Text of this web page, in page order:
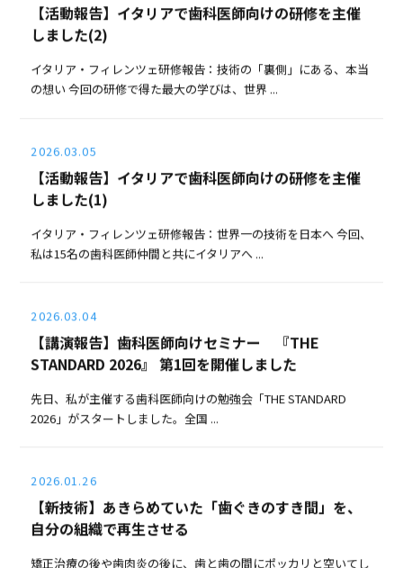
【活動報告】イタリアで歯科医師向けの研修を主催
しました(2)
イタリア・フィレンツェ研修報告：技術の「裏側」にある、本当
の想い 今回の研修で得た最大の学びは、世界 ...
2026.03.05
【活動報告】イタリアで歯科医師向けの研修を主催
しました(1)
イタリア・フィレンツェ研修報告：世界一の技術を日本へ 今回、
私は15名の歯科医師仲間と共にイタリアへ ...
2026.03.04
【講演報告】歯科医師向けセミナー 『THE
STANDARD 2026』 第1回を開催しました
先日、私が主催する歯科医師向けの勉強会「THE STANDARD
2026」がスタートしました。全国 ...
2026.01.26
【新技術】あきらめていた「歯ぐきのすき間」を、
自分の組織で再生させる
矯正治療の後や歯肉炎の後に、歯と歯の間にポッカリと空いてし